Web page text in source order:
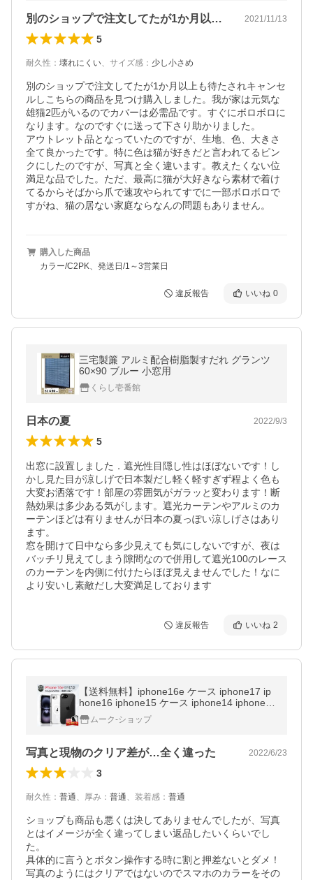
別のショップで注文してたが1か月以上も… 2021/11/13
5
耐久性 ： 壊れにくい、 サイズ感 ： 少し小さめ
別のショップで注文してたが1か月以上も待たされキャンセ
ルしこちらの商品を見つけ購入しました。我が家は元気な
雄猫2匹がいるのでカバーは必需品です。すぐにボロボロに
なります。なのですぐに送って下さり助かりました。
アウトレット品となっていたのですが、生地、色、大きさ
全て良かったです。特に色は猫が好きだと言われてるピン
クにしたのですが、写真と全く違います。教えたくない位
満足な品でした。ただ、最高に猫が大好きなら素材で着け
てるからそばから爪で速攻やられてすでに一部ボロボロで
すがね、猫の居ない家庭ならなんの問題もありません。
購入した商品
カラー/C2PK、発送日/1～3営業日
違反報告 いいね 0
三宅製簾 アルミ配合樹脂製すだれ グランツ
60×90 ブルー 小窓用
くらし壱番館
日本の夏 2022/9/3
5
出窓に設置しました．遮光性目隠し性はほぼないです！し
かし見た目が涼しげで日本製だし軽く軽すぎず程よく色も
大変お洒落です！部屋の雰囲気がガラッと変わります！断
熱効果は多少ある気がします。遮光カーテンやアルミのカ
ーテンほどは有りませんが日本の夏っぽい涼しげさはあり
ます。
窓を開けて日中なら多少見えても気にしないですが、夜は
バッチリ見えてしまう隙間なので併用して遮光100のレース
のカーテンを内側に付けたらほぼ見えませんでした！なに
より安いし素敵だし大変満足しております
違反報告 いいね 2
【送料無料】iphone16e ケース iphone17 ip
hone16 iphone15 ケース iphone14 iphone1
3 iphone se iphoneケース mini pro max ケー
ス カバー magsafe
ムーク-ショップ
写真と現物のクリア差が…全く違った 2022/6/23
3
耐久性 ： 普通、 厚み ： 普通、 装着感 ： 普通
ショップも商品も悪くは決してありませんでしたが、写真
とはイメージが全く違ってしまい返品したいくらいでし
た。
具体的に言うとボタン操作する時に割と押差ないとダメ！
写真のようにはクリアではないのでスマホのカラーをその